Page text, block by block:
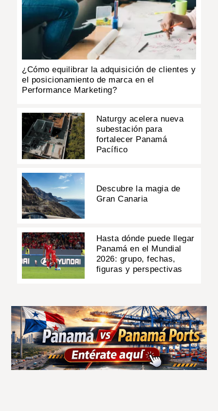
¿Cómo equilibrar la adquisición de clientes y
el posicionamiento de marca en el
Performance Marketing?
Naturgy acelera nueva
subestación para
fortalecer Panamá
Pacífico
Descubre la magia de
Gran Canaria
Hasta dónde puede llegar
Panamá en el Mundial
2026: grupo, fechas,
figuras y perspectivas